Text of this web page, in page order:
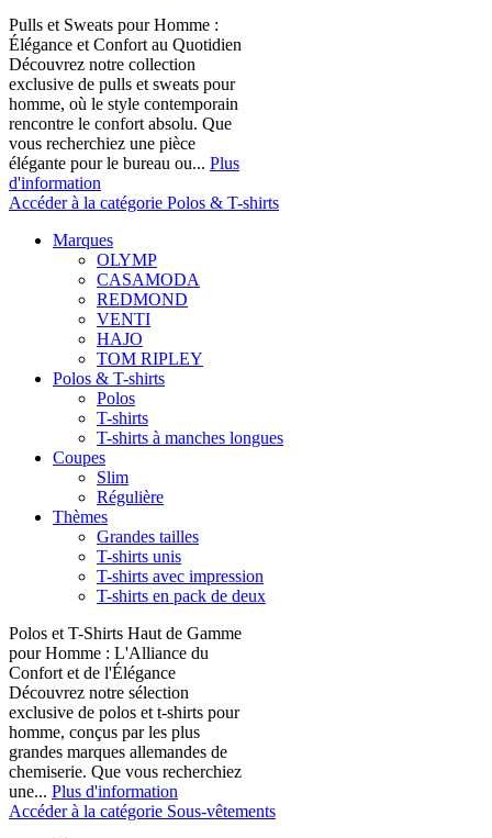
Pulls et Sweats pour Homme :
Élégance et Confort au Quotidien
Découvrez notre collection
exclusive de pulls et sweats pour
homme, où le style contemporain
rencontre le confort absolu. Que
vous recherchiez une pièce
élégante pour le bureau ou... Plus
d'information
Accéder à la catégorie Polos & T-shirts
Marques
OLYMP
CASAMODA
REDMOND
VENTI
HAJO
TOM RIPLEY
Polos & T-shirts
Polos
T-shirts
T-shirts à manches longues
Coupes
Slim
Régulière
Thèmes
Grandes tailles
T-shirts unis
T-shirts avec impression
T-shirts en pack de deux
Polos et T-Shirts Haut de Gamme
pour Homme : L'Alliance du
Confort et de l'Élégance
Découvrez notre sélection
exclusive de polos et t-shirts pour
homme, conçus par les plus
grandes marques allemandes de
chemiserie. Que vous recherchiez
une... Plus d'information
Accéder à la catégorie Sous-vêtements